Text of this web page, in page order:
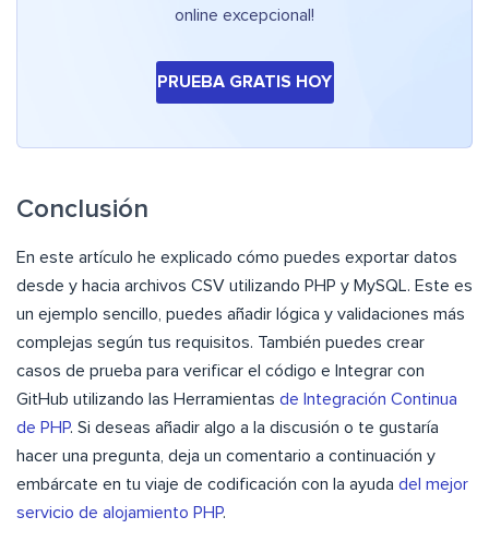
online excepcional!
PRUEBA GRATIS HOY
Conclusión
En este artículo he explicado cómo puedes exportar datos
desde y hacia archivos CSV utilizando PHP y MySQL. Este es
un ejemplo sencillo, puedes añadir lógica y validaciones más
complejas según tus requisitos. También puedes crear
casos de prueba para verificar el código e Integrar con
GitHub utilizando las Herramientas de Integración Continua
de PHP. Si deseas añadir algo a la discusión o te gustaría
hacer una pregunta, deja un comentario a continuación y
embárcate en tu viaje de codificación con la ayuda del mejor
servicio de alojamiento PHP.